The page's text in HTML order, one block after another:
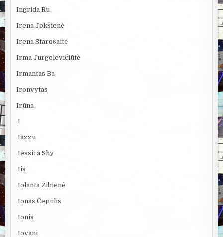
Ingrida Ru
Irena Jokšienė
Irena Starošaitė
Irma Jurgelevičiūtė
Irmantas Ba
Ironvytas
Irūna
J
Jazzu
Jessica Shy
Jis
Jolanta Žibienė
Jonas Čepulis
Jonis
Jovani